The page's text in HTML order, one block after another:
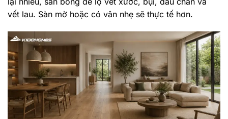
vết lau. Sàn mờ hoặc có vân nhẹ sẽ thực tế hơn.